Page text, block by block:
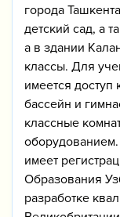
города
детский сад, а
а в здании
классы. Для
имеется
бассейн и
классные
имеет
Образования
разработке